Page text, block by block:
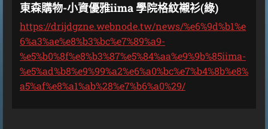
東森購物-小資優雅iima 學院格紋襯衫(綠)
https://drijdgzne.webnode.tw/news/%e6%9d%b1%e
6%a3%ae%e8%b3%bc%e7%89%a9-
%e5%b0%8f%e8%b3%87%e5%84%aa%e9%9b%85iima-
%e5%ad%b8%e9%99%a2%e6%a0%bc%e7%b4%8b%e8%
a5%af%e8%a1%ab%28%e7%b6%a0%29/